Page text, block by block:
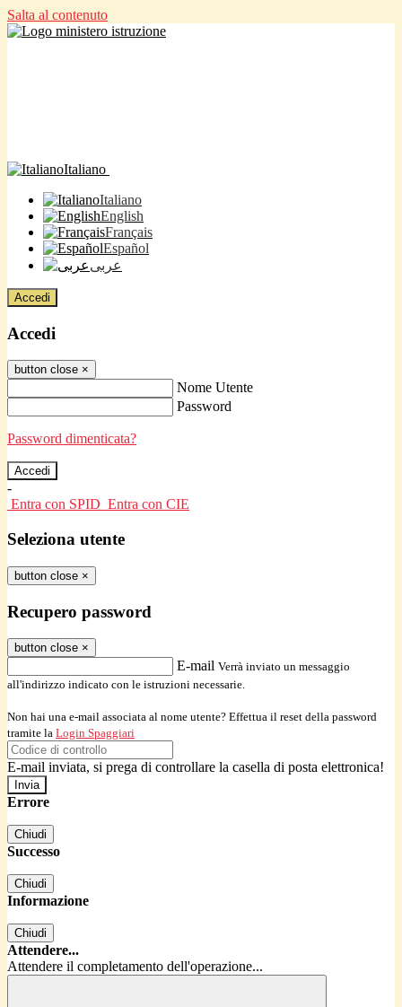
Salta al contenuto
Italiano
Italiano
English
Français
Español
عربى
Accedi
Accedi
button close ×
Nome Utente
Password
Password dimenticata?
-
Entra con SPID Entra con CIE
Seleziona utente
button close ×
Recupero password
button close ×
E-mail Verrà inviato un messaggio
all'indirizzo indicato con le istruzioni necessarie.
Non hai una e-mail associata al nome utente? Effettua il reset della password
tramite la Login Spaggiari
E-mail inviata, si prega di controllare la casella di posta elettronica!
Errore
Chiudi
Successo
Chiudi
Informazione
Chiudi
Attendere...
Attendere il completamento dell'operazione...